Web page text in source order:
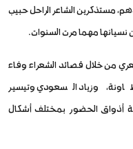
مستذكرين الشاعر الراحل حبيب
نسيانها مهما مرت السنوات.
من خلال قصائد الشعراء وفاء
وزياد السعودي وتيسير
أذواق الحضور بمختلف أشكال